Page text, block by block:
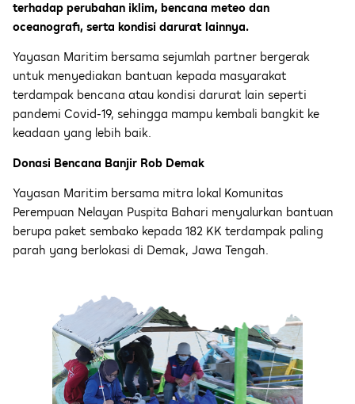
terhadap perubahan iklim, bencana meteo dan
oceanografi, serta kondisi darurat lainnya.
Yayasan Maritim bersama sejumlah partner bergerak
untuk menyediakan bantuan kepada masyarakat
terdampak bencana atau kondisi darurat lain seperti
pandemi Covid-19, sehingga mampu kembali bangkit ke
keadaan yang lebih baik.
Donasi Bencana Banjir Rob Demak
Yayasan Maritim bersama mitra lokal Komunitas
Perempuan Nelayan Puspita Bahari menyalurkan bantuan
berupa paket sembako kepada 182 KK terdampak paling
parah yang berlokasi di Demak, Jawa Tengah.